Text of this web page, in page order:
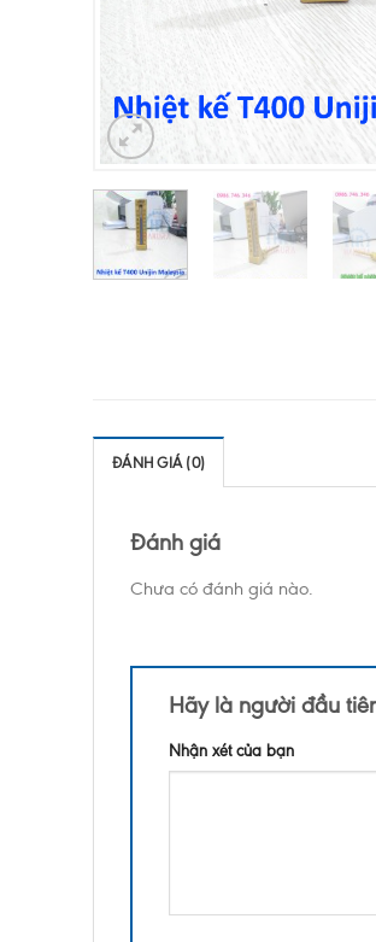
ĐÁNH GIÁ (0)
Đánh giá
Chưa có đánh giá nào.
Hãy là người đầu
Nhận xét của bạn